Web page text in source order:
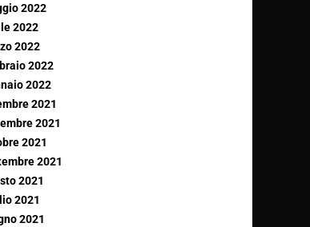
2022
2022
2022
2022
2022
2021
2021
2021
2021
2021
2021
2021